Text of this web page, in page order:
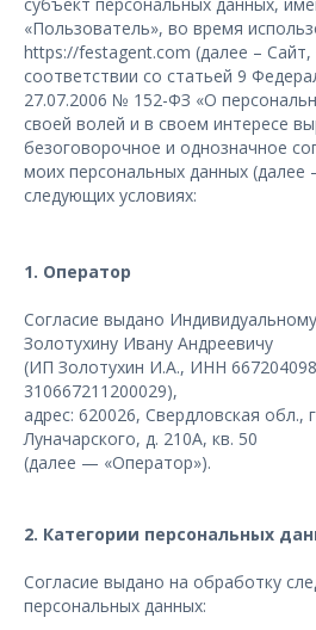
«Пользователь», во время
https://festagent.com (далее – Сайт,
соответствии со статьей 9
27.07.2006 № 152-ФЗ «О
своей волей и в своем интересе
безоговорочное и однозначное
моих персональных данных (далее
следующих условиях:
1. Оператор
Согласие выдано
Золотухину Ивану Андреевичу
(ИП Золотухин И.А., ИНН
310667211200029),
адрес: 620026, Свердловская обл.,
Луначарского, д. 210А, кв. 50
(далее — «Оператор»).
2. Категории персональных
Согласие выдано на обработку
персональных данных: